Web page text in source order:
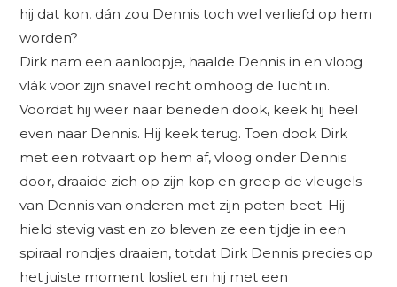
hij dat kon, dán zou Dennis toch wel verliefd op hem
worden?
Dirk nam een aanloopje, haalde Dennis in en vloog
vlák voor zijn snavel recht omhoog de lucht in.
Voordat hij weer naar beneden dook, keek hij heel
even naar Dennis. Hij keek terug. Toen dook Dirk
met een rotvaart op hem af, vloog onder Dennis
door, draaide zich op zijn kop en greep de vleugels
van Dennis van onderen met zijn poten beet. Hij
hield stevig vast en zo bleven ze een tijdje in een
spiraal rondjes draaien, totdat Dirk Dennis precies op
het juiste moment losliet en hij met een